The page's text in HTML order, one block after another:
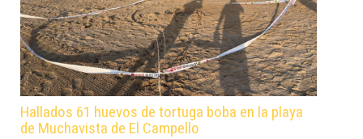
Hallados 61 huevos de tortuga boba en la playa
de Muchavista de El Campello